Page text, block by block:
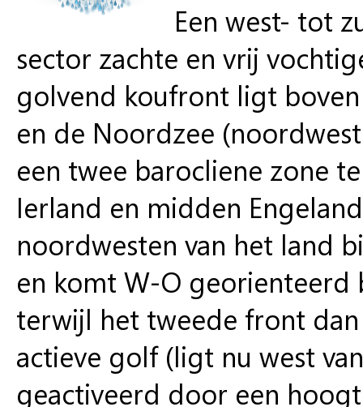
Een west- tot
sector zachte en vrij
golvend koufront ligt
en de Noordzee
een twee barocliene zone
Ierland en midden
noordwesten van het land
en komt W-O georienteerd
terwijl het tweede front
actieve golf (ligt nu west
geactiveerd door een